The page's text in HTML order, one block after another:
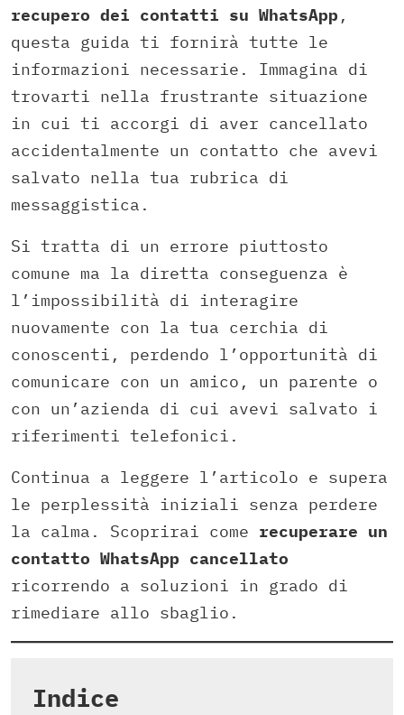
recupero dei contatti su WhatsApp ,
questa guida ti fornirà tutte le
informazioni necessarie. Immagina di
trovarti nella frustrante situazione
in cui ti accorgi di aver cancellato
accidentalmente un contatto che avevi
salvato nella tua rubrica di
messaggistica.
Si tratta di un errore piuttosto
comune ma la diretta conseguenza è
l’impossibilità di interagire
nuovamente con la tua cerchia di
conoscenti, perdendo l’opportunità di
comunicare con un amico, un parente o
con un’azienda di cui avevi salvato i
riferimenti telefonici.
Continua a leggere l’articolo e supera
le perplessità iniziali senza perdere
la calma. Scoprirai come recuperare un
contatto WhatsApp cancellato
ricorrendo a soluzioni in grado di
rimediare allo sbaglio.
Indice